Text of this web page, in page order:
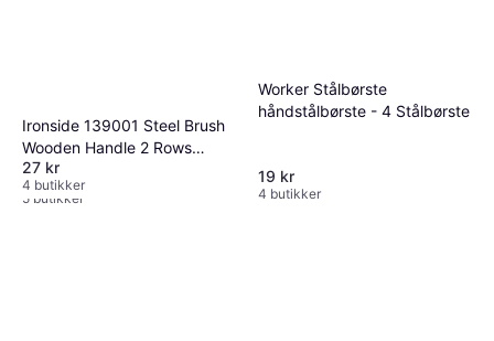
YATO YT-6354 Stålbørste 4-
radet Stålbørste
25 kr
5 butikker
Ironside 139001 Steel Brush
Wooden Handle 2 Rows
Stålbørste
27 kr
4 butikker
Worker Stålbørste
håndstålbørste - 4 Stålbørste
19 kr
4 butikker